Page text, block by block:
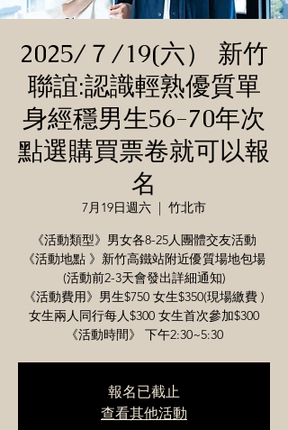
2025/７/19(六） 新竹
聯誼:認識輕熟優質單
身經穩男生56-70年次
點選購買票卷就可以報
名
7月19日週六
  |
竹北市
《活動類型》男女各8-25人團體交友活動
《活動地點 》新竹高鐵站附近優質場地包場
(活動前2-3天會發出詳細通知)
《活動費用》男生$750 女生$350(現場繳費 )
女生兩人同行每人$300 女生首次參加$300
《活動時間》 下午2:30~5:30
報名已截止
查看其他活動